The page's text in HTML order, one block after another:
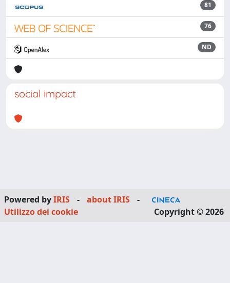
81
76
ND
social impact
Powered byIRIS - about IRIS
-
Utilizzo dei cookie
Copyright © 2026